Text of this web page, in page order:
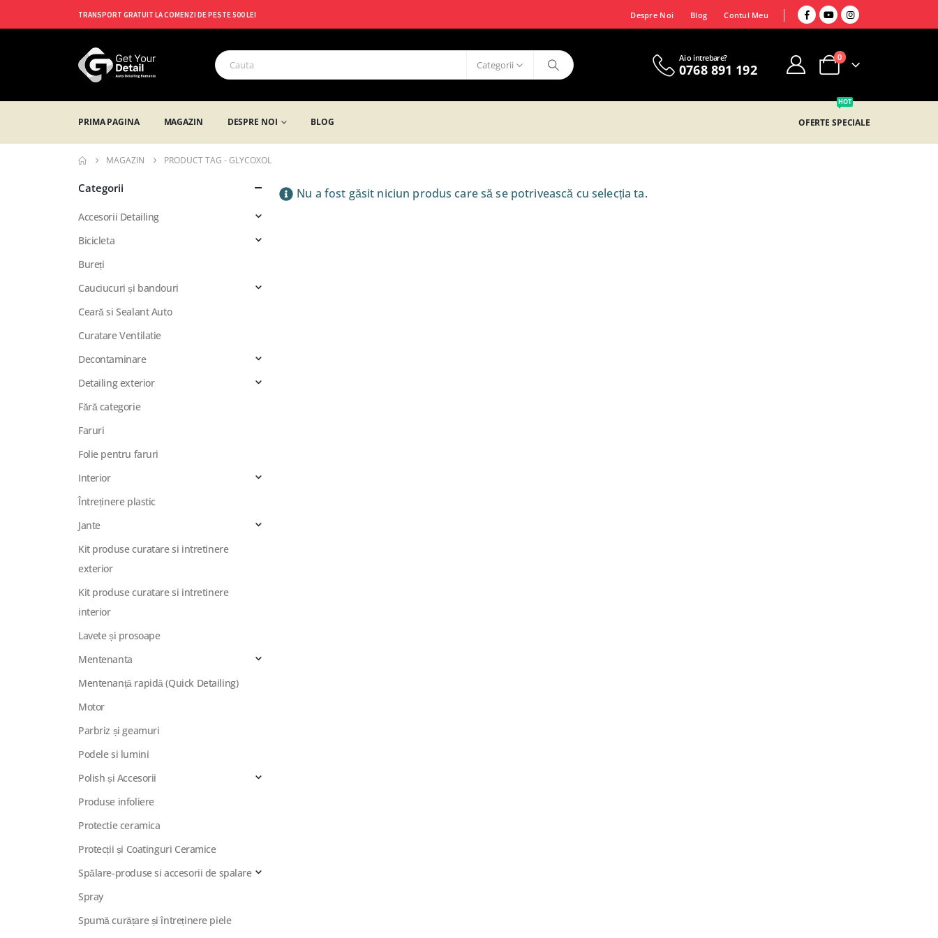
TRANSPORT GRATUIT LA COMENZI DE PESTE 500 LEI Despre Noi Blog Contul Meu
Categorii
Ai o intrebare?
0768 891 192
0
PRIMA PAGINA MAGAZIN DESPRE NOI BLOG OFERTE SPECIALE
HOT
MAGAZIN PRODUCT TAG -GLYCOXOL
Nu a fost găsit niciun produs care să se potrivească cu selecția ta.
Categorii
Accesorii Detailing
Bicicleta
Bureți
Cauciucuri și bandouri
Ceară si Sealant Auto
Curatare Ventilatie
Decontaminare
Detailing exterior
Fără categorie
Faruri
Folie pentru faruri
Interior
Întreținere plastic
Jante
Kit produse curatare si intretinere
exterior
Kit produse curatare si intretinere
interior
Lavete și prosoape
Mentenanta
Mentenanță rapidă (Quick Detailing)
Motor
Parbriz și geamuri
Podele si lumini
Polish și Accesorii
Produse infoliere
Protectie ceramica
Protecții și Coatinguri Ceramice
Spălare-produse si accesorii de spalare
Spray
Spumă curățare și întreținere piele